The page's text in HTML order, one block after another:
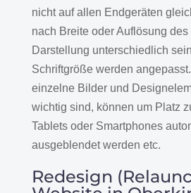
nicht auf allen Endgeräten
nach Breite oder Auflösung
Darstellung unterschiedlich
Schriftgröße werden
einzelne Bilder und
wichtig sind, können um Platz
Tablets oder Smartphones
ausgeblendet werden etc.
Redesign